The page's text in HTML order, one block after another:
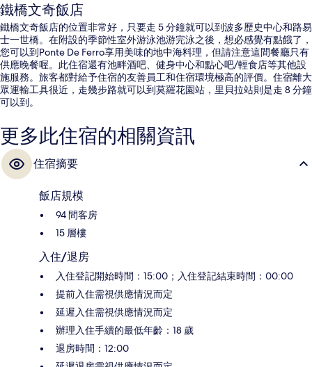
鐵橋文奇飯店
鐵橋文奇飯店的位置非常好，只要走 5 分鐘就可以到波多歷史中心和路易
士一世橋。在附設的季節性室外游泳池游完泳之後，想必感覺有點餓了，
您可以到Ponte De Ferro享用美味的地中海料理，但請注意這間餐廳只有
供應晚餐喔。此住宿還有池畔酒吧、健身中心和點心吧/輕食店等其他設
施服務。旅客都對給予住宿的友善員工和住宿環境極高的評價。住宿離大
眾運輸工具很近，走幾步路就可以到莫羅花園站，里貝拉站則是走 8 分鐘
可以到。
更多此住宿的相關資訊
住宿摘要
飯店規模
94 間客房
15 層樓
入住/退房
入住登記開始時間：15:00；入住登記結束時間：00:00
提前入住需視供應情況而定
延遲入住需視供應情況而定
辦理入住手續的最低年齡：18 歲
退房時間：12:00